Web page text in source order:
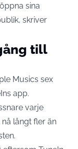
sina
skriver
till
Musics sex
app.
varje
långt fler än